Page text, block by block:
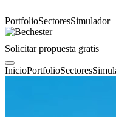
PortfolioSectoresSimulador
Solicitar propuesta gratis
InicioPortfolioSectores